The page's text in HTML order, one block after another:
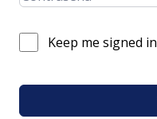
Keep me signed in